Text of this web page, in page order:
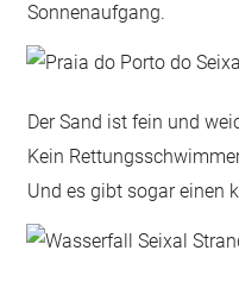
Sonnenaufgang.
Der Sand ist fein und
Kein
Und es gibt sogar einen